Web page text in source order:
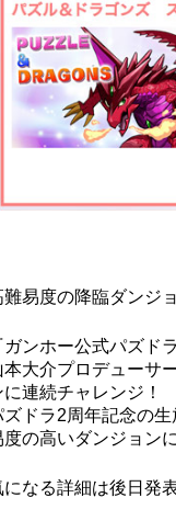
難易度の降臨ダンジ
ガンホー公式パズド
本大介プロデューサ
に連続チャレンジ！
ズドラ2周年記念の
度の高いダンジョン
になる詳細は後日発